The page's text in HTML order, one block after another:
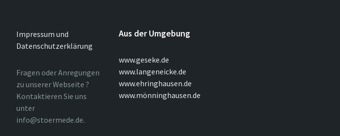
Impressum und
Datenschutzerklärung
Fragen oder Anregungen
zu unserer Webseite ?
Kontaktieren Sie uns
unter
info@stoermede.de.
Aus der Umgebung
www.geseke.de
www.langeneicke.de
www.ehringhausen.de
www.mönninghausen.de